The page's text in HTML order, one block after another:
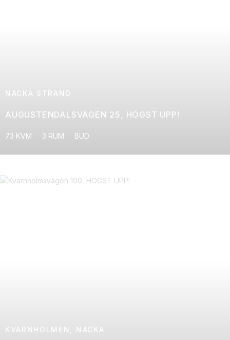
NACKA STRAND
AUGUSTENDALSVÄGEN 25, HÖGST UPP!
73 KVM 3 RUM BUD
KVARNHOLMEN, NACKA